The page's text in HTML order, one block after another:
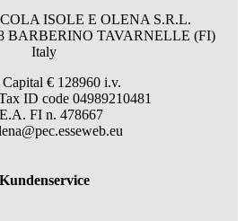
ISOLE E OLENA S.R.L.
BARBERINO TAVARNELLE (FI)
Italy
Capital € 128960 i.v.
ID code 04989210481
FI n. 478667
Kundenservice